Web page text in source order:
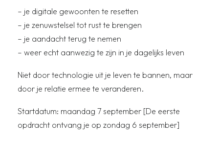
– je digitale gewoonten te resetten
– je zenuwstelsel tot rust te brengen
– je aandacht terug te nemen
– weer echt aanwezig te zijn in je dagelijks leven
Niet door technologie uit je leven te bannen, maar
door je relatie ermee te veranderen.
Startdatum: maandag 7 september [De eerste
opdracht ontvang je op zondag 6 september]